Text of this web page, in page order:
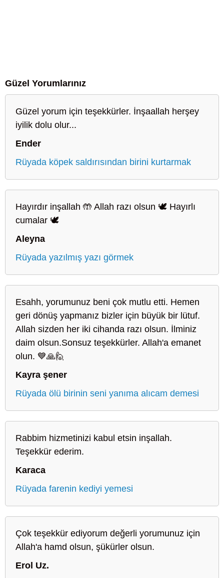
Güzel Yorumlarınız
Güzel yorum için teşekkürler. İnşaallah herşey
iyilik dolu olur...
Ender
Rüyada köpek saldırısından birini kurtarmak
Hayırdır inşallah 🤲 Allah razı olsun 🕊️ Hayırlı
cumalar 🕊️
Aleyna
Rüyada yazılmış yazı görmek
Esahh, yorumunuz beni çok mutlu etti. Hemen
geri dönüş yapmanız bizler için büyük bir lütuf.
Allah sizden her iki cihanda razı olsun. İlminiz
daim olsun.Sonsuz teşekkürler. Allah'a emanet
olun. 💙🙏🙋
Kayra şener
Rüyada ölü birinin seni yanıma alıcam demesi
Rabbim hizmetinizi kabul etsin inşallah.
Teşekkür ederim.
Karaca
Rüyada farenin kediyi yemesi
Çok teşekkür ediyorum değerli yorumunuz için
Allah'a hamd olsun, şükürler olsun.
Erol Uz.